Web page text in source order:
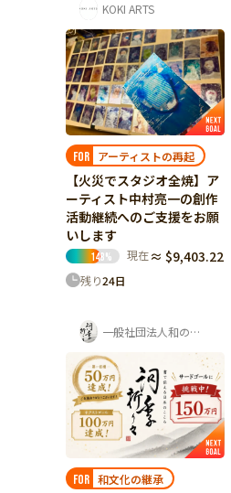
KOKI ARTS
FOR アーティストの再起
【火災でスタジオ全焼】ア
ーティスト中村亮一の創作
活動継続へのご支援をお願
いします
148% 現在 ≈ $9,403.22
残り24日
一般社団法人和の道黎明会
FOR 和文化の継承